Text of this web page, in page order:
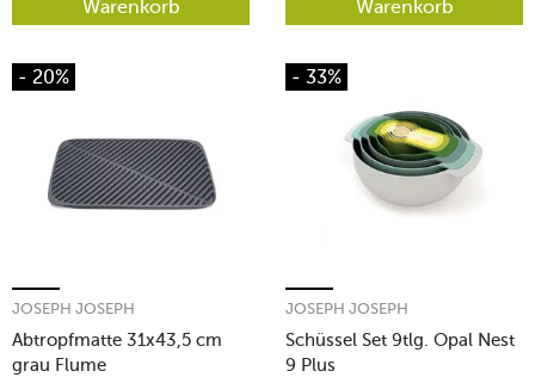
Warenkorb Warenkorb
- 20%
Abtropfmatte 31x43,5 cm
grau Flume
JOSEPH JOSEPH
- 33%
Schüssel Set 9tlg. Opal Nest
9 Plus
JOSEPH JOSEPH